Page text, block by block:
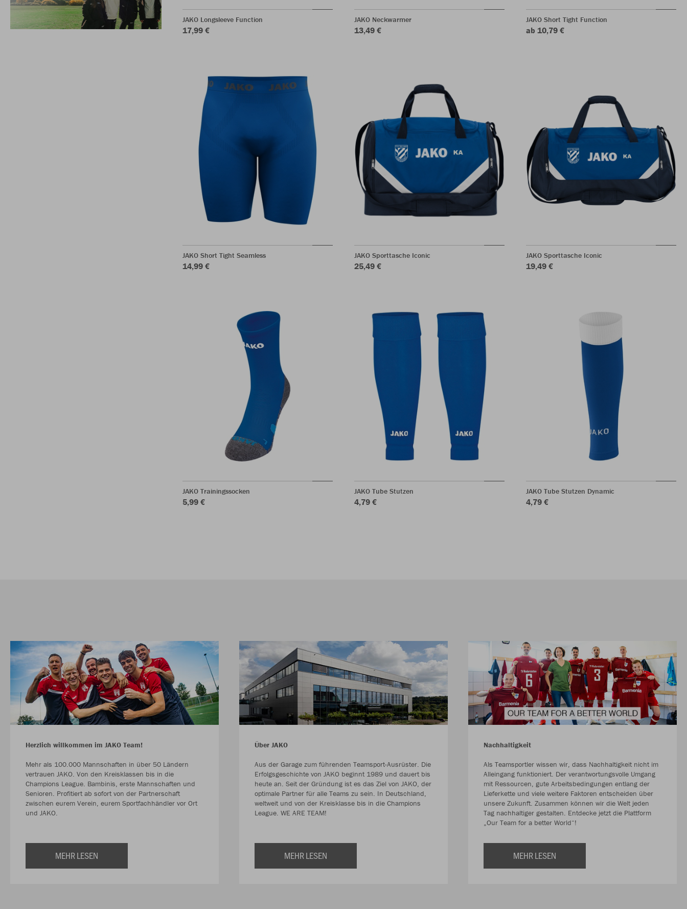
JAKO Longsleeve Function
17,99 €
JAKO Neckwarmer
13,49 €
JAKO Short Tight Function
ab 10,79 €
JAKO Short Tight Seamless
14,99 €
JAKO Sporttasche Iconic
25,49 €
JAKO Sporttasche Iconic
19,49 €
JAKO Trainingssocken
5,99 €
JAKO Tube Stutzen
4,79 €
JAKO Tube Stutzen Dynamic
4,79 €
Herzlich willkommen im JAKO Team!
Mehr als 100.000 Mannschaften in über 50 Ländern
vertrauen JAKO. Von den Kreisklassen bis in die
Champions League. Bambinis, erste Mannschaften und
Senioren. Profitiert ab sofort von der Partnerschaft
zwischen eurem Verein, eurem Sportfachhändler vor Ort
und JAKO.
MEHR LESEN
Über JAKO
Aus der Garage zum führenden Teamsport-Ausrüster. Die
Erfolgsgeschichte von JAKO beginnt 1989 und dauert bis
heute an. Seit der Gründung ist es das Ziel von JAKO, der
optimale Partner für alle Teams zu sein. In Deutschland,
weltweit und von der Kreisklasse bis in die Champions
League. WE ARE TEAM!
MEHR LESEN
Nachhaltigkeit
Als Teamsportler wissen wir, dass Nachhaltigkeit nicht im
Alleingang funktioniert. Der verantwortungsvolle Umgang
mit Ressourcen, gute Arbeitsbedingungen entlang der
Lieferkette und viele weitere Faktoren entscheiden über
unsere Zukunft. Zusammen können wir die Welt jeden
Tag nachhaltiger gestalten. Entdecke jetzt die Plattform
„Our Team for a better World“!
MEHR LESEN